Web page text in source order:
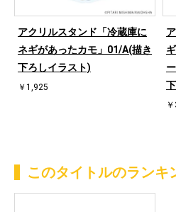
アクリルスタンド「冷蔵庫に
ネギがあったカモ」01/A(描き
下ろしイラスト)
￥1,925
このタイトルのランキ